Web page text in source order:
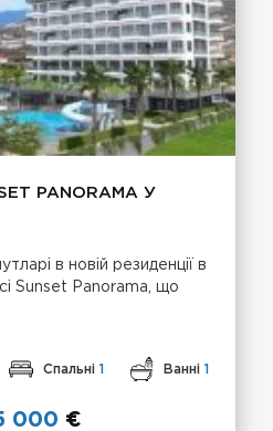
PANORAMA У
в новій резиденції в
Sunset Panorama, що
Спальні 1 Ванні 1
000 €